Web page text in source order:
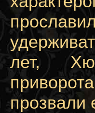
лет,
прозвали